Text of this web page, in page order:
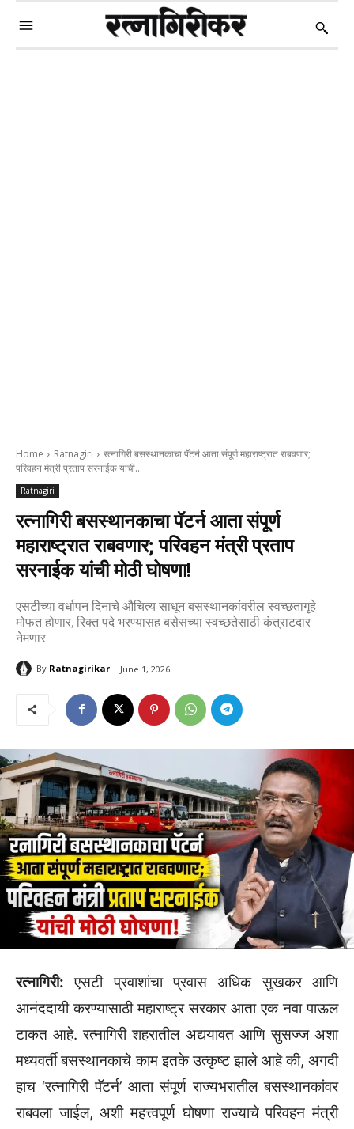
Home Ratnagiri
रत्नागिरी बसस्थानकाचा पॅटर्न आता संपूर्ण महाराष्ट्रात राबवणार;
परिवहन मंत्री प्रताप सरनाईक यांची...
Ratnagiri
रत्नागिरी बसस्थानकाचा पॅटर्न आता संपूर्ण
महाराष्ट्रात राबवणार; परिवहन मंत्री प्रताप
सरनाईक यांची मोठी घोषणा!
एसटीच्या वर्धापन दिनाचे औचित्य साधून बसस्थानकांवरील स्वच्छतागृहे
मोफत होणार, रिक्त पदे भरण्यासह बसेसच्या स्वच्छतेसाठी कंत्राटदार
नेमणार.
By Ratnagirikar June 1, 2026
रत्नागिरी: एसटी प्रवाशांचा प्रवास अधिक सुखकर आणि
आनंददायी करण्यासाठी महाराष्ट्र सरकार आता एक नवा पाऊल
टाकत आहे. रत्नागिरी शहरातील अद्ययावत आणि सुसज्ज अशा
मध्यवर्ती बसस्थानकाचे काम इतके उत्कृष्ट झाले आहे की, अगदी
हाच ‘रत्नागिरी पॅटर्न’ आता संपूर्ण राज्यभरातील बसस्थानकांवर
राबवला जाईल, अशी महत्त्वपूर्ण घोषणा राज्याचे परिवहन मंत्री